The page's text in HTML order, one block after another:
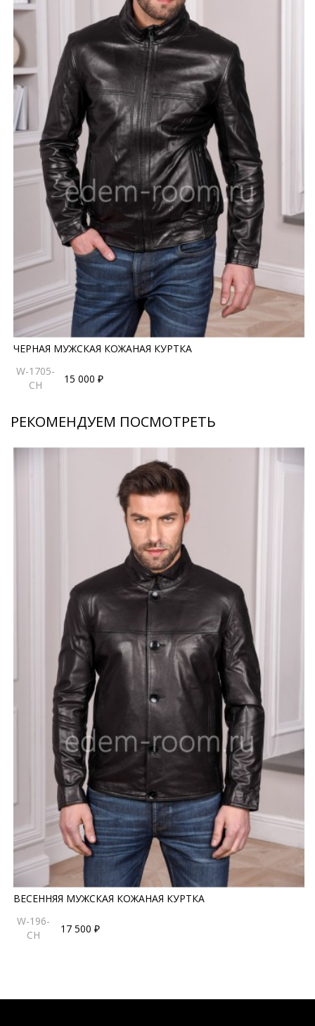
ЧЕРНАЯ МУЖСКАЯ КОЖАНАЯ КУРТКА
W-1705-
CH
15 000 ₽
РЕКОМЕНДУЕМ ПОСМОТРЕТЬ
ВЕСЕННЯЯ МУЖСКАЯ КОЖАНАЯ КУРТКА
W-196-
CH
17 500 ₽